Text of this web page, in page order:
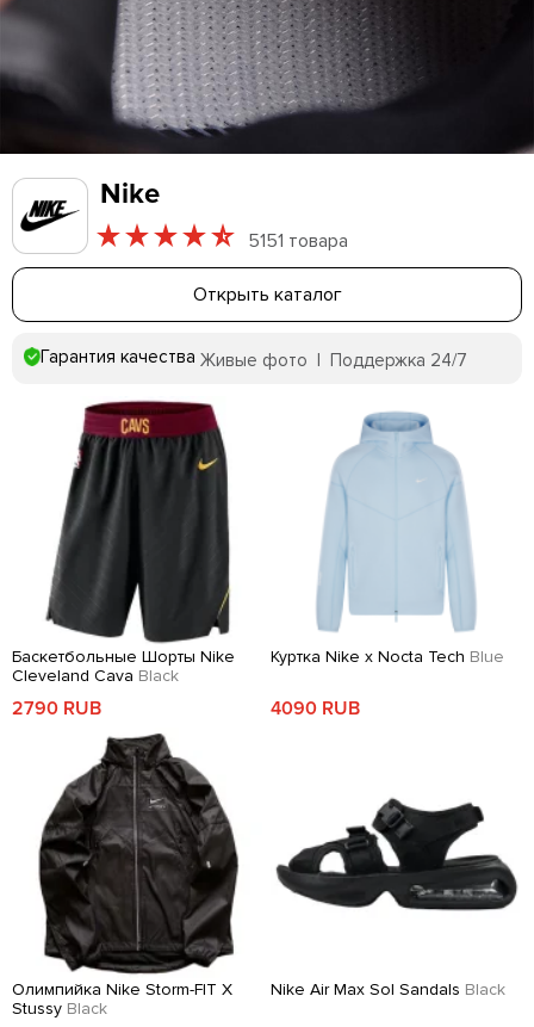
Nike
5151 товара
Открыть каталог
Гарантия качества Живые фото | Поддержка 24/7
Баскетбольные Шорты Nike
Cleveland Cava Black
2790 RUB
Куртка Nike x Nocta Tech Blue
4090 RUB
Олимпийка Nike Storm-FIT X
Stussy Black
Nike Air Max Sol Sandals Black